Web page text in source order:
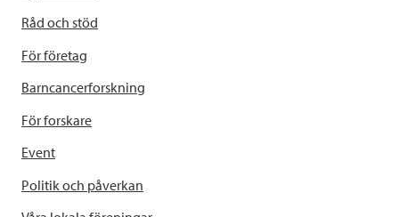
Råd och stöd
För företag
Barncancerforskning
För forskare
Event
Politik och påverkan